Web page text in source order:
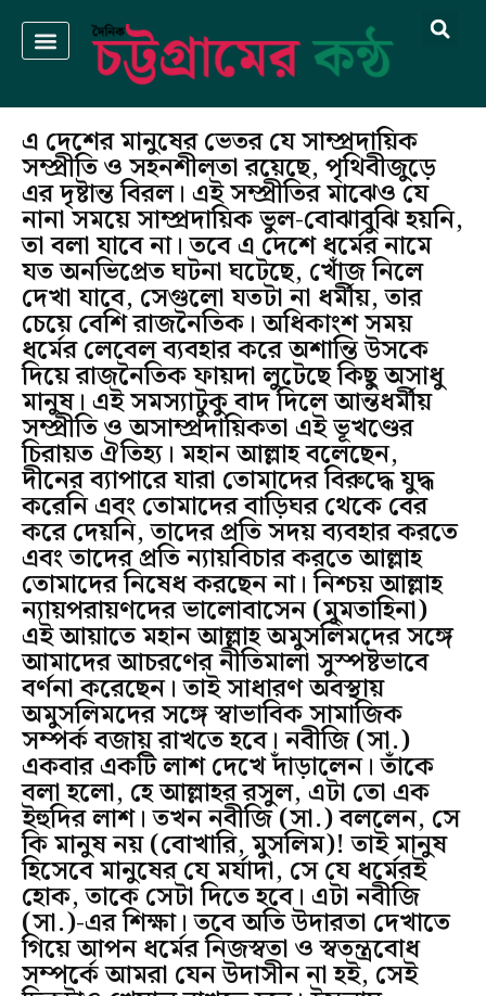
এ দেশের মানুষের ভেতর যে সাম্প্রদায়িক
সম্প্রীতি ও সহনশীলতা রয়েছে, পৃথিবীজুড়ে
এর দৃষ্টান্ত বিরল। এই সম্প্রীতির মাঝেও যে
নানা সময়ে সাম্প্রদায়িক ভুল-বোঝাবুঝি হয়নি,
তা বলা যাবে না। তবে এ দেশে ধর্মের নামে
যত অনভিপ্রেত ঘটনা ঘটেছে, খোঁজ নিলে
দেখা যাবে, সেগুলো যতটা না ধর্মীয়, তার
চেয়ে বেশি রাজনৈতিক। অধিকাংশ সময়
ধর্মের লেবেল ব্যবহার করে অশান্তি উসকে
দিয়ে রাজনৈতিক ফায়দা লুটেছে কিছু অসাধু
মানুষ। এই সমস্যাটুকু বাদ দিলে আন্তধর্মীয়
সম্প্রীতি ও অসাম্প্রদায়িকতা এই ভূখণ্ডের
চিরায়ত ঐতিহ্য। মহান আল্লাহ বলেছেন,
দীনের ব্যাপারে যারা তোমাদের বিরুদ্ধে যুদ্ধ
করেনি এবং তোমাদের বাড়িঘর থেকে বের
করে দেয়নি, তাদের প্রতি সদয় ব্যবহার করতে
এবং তাদের প্রতি ন্যায়বিচার করতে আল্লাহ
তোমাদের নিষেধ করছেন না। নিশ্চয় আল্লাহ
ন্যায়পরায়ণদের ভালোবাসেন (মুমতাহিনা)
এই আয়াতে মহান আল্লাহ অমুসলিমদের সঙ্গে
আমাদের আচরণের নীতিমালা সুস্পষ্টভাবে
বর্ণনা করেছেন। তাই সাধারণ অবস্থায়
অমুসলিমদের সঙ্গে স্বাভাবিক সামাজিক
সম্পর্ক বজায় রাখতে হবে। নবীজি (সা.)
একবার একটি লাশ দেখে দাঁড়ালেন। তাঁকে
বলা হলো, হে আল্লাহর রসুল, এটা তো এক
ইহুদির লাশ। তখন নবীজি (সা.) বললেন, সে
কি মানুষ নয় (বোখারি, মুসলিম)! তাই মানুষ
হিসেবে মানুষের যে মর্যাদা, সে যে ধর্মেরই
হোক, তাকে সেটা দিতে হবে। এটা নবীজি
(সা.)-এর শিক্ষা। তবে অতি উদারতা দেখাতে
গিয়ে আপন ধর্মের নিজস্বতা ও স্বতন্ত্রবোধ
সম্পর্কে আমরা যেন উদাসীন না হই, সেই